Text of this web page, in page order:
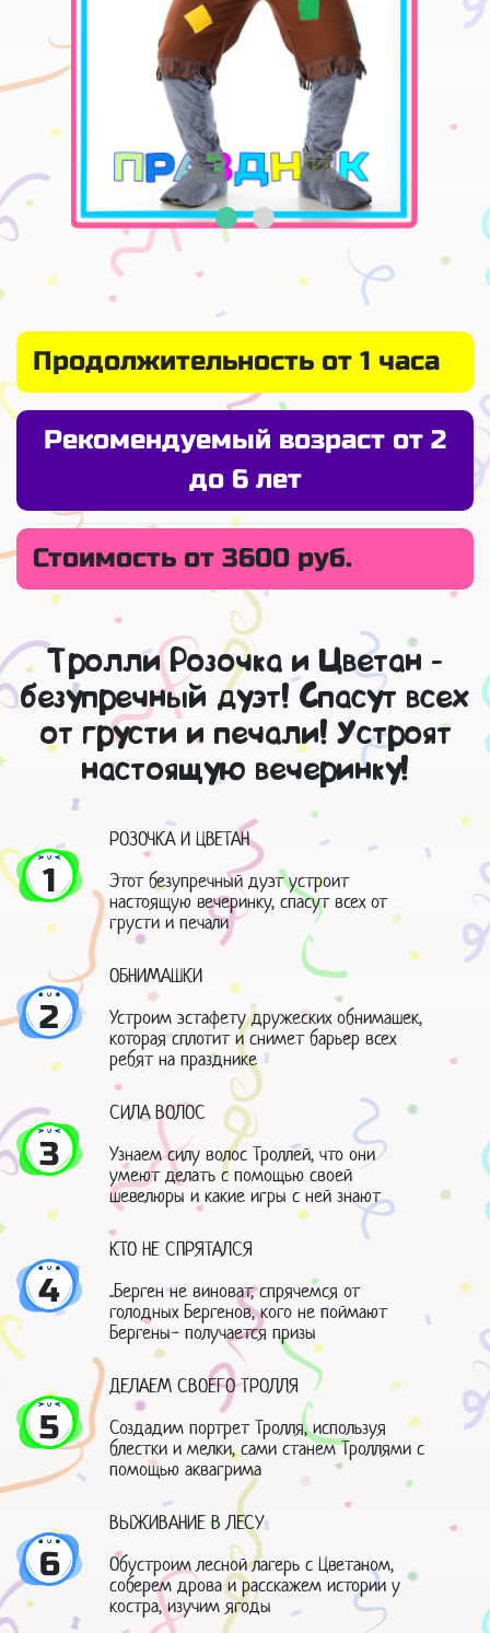
Продолжительность от 1 часа
Рекомендуемый возраст от 2
до 6 лет
Стоимость от 3600 руб.
Тролли Розочка и Цветан -
безупречный дуэт! Спасут всех
от грусти и печали! Устроят
настоящую вечеринку!
1
РОЗОЧКА И ЦВЕТАН
Этот безупречный дуэт устроит
настоящую вечеринку, спасут всех от
грусти и печали
2
ОБНИМАШКИ
Устроим эстафету дружеских обнимашек,
которая сплотит и снимет барьер всех
ребят на празднике
3
СИЛА ВОЛОС
Узнаем силу волос Троллей, что они
умеют делать с помощью своей
шевелюры и какие игры с ней знают
4
КТО НЕ СПРЯТАЛСЯ
..Берген не виноват, спрячемся от
голодных Бергенов, кого не поймают
Бергены- получается призы
5
ДЕЛАЕМ СВОЕГО ТРОЛЛЯ
Создадим портрет Тролля, используя
блестки и мелки, сами станем Троллями с
помощью аквагрима
6
ВЫЖИВАНИЕ В ЛЕСУ
Обустроим лесной лагерь с Цветаном,
соберем дрова и расскажем истории у
костра, изучим ягоды